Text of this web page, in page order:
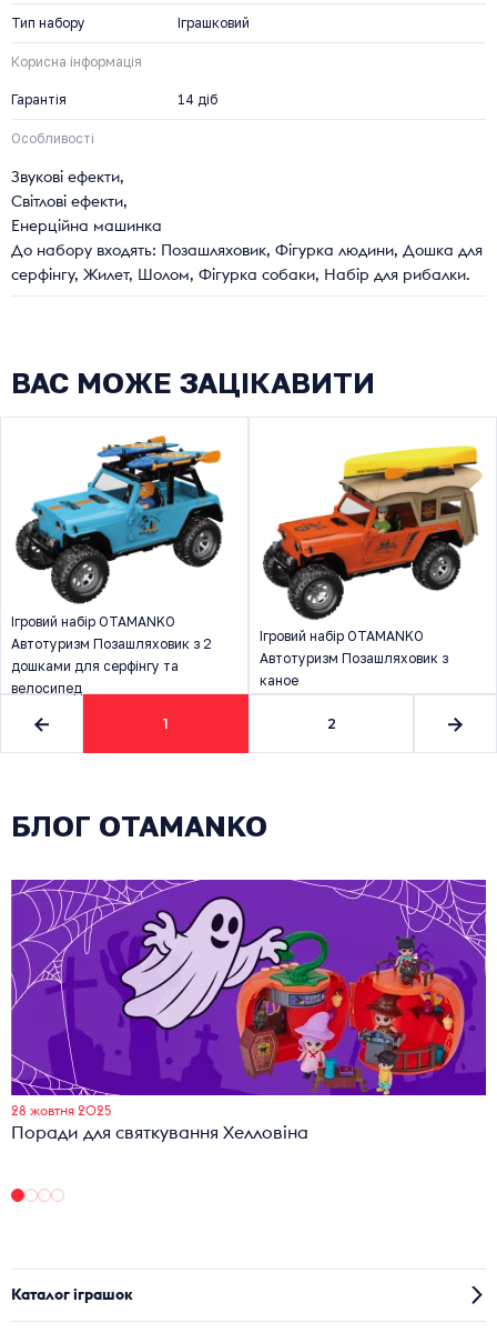
Тип набору Іграшковий
Корисна інформація
Гарантія 14 діб
Особливості
Звукові ефекти,
Світлові ефекти,
Енерційна машинка
До набору входять: Позашляховик, Фігурка людини, Дошка для
серфінгу, Жилет, Шолом, Фігурка собаки, Набір для рибалки.
ВАС МОЖЕ ЗАЦІКАВИТИ
Ігровий набір OTAMANKO
Автотуризм Позашляховик з 2
дошками для серфінгу та
велосипед
Ігровий набір OTAMANKO
Автотуризм Позашляховик з
каное
1 2
БЛОГ OTAMANKO
28 жовтня 2025
Поради для святкування Хелловіна
Каталог іграшок